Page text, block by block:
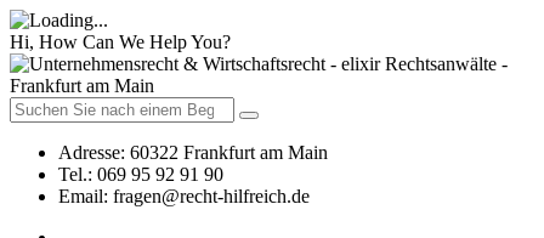
Hi, How Can We Help You?
Adresse: 60322 Frankfurt am Main
Tel.: 069 95 92 91 90
Email: fragen@recht-hilfreich.de